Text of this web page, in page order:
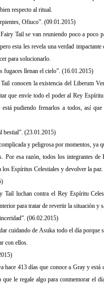
respecto al ritual.
Ofiuco”. (09.01.2015)
Tail se van reuniendo poco a poco
esta les revela una verdad
para solucionarlo.
fugaces llenan el cielo”. (16.01.2015)
conocen la existencia del Liberum
que envíe todo el poder al Rey
pudiendo frenarlos a todos, así
bestial”. (23.01.2015)
y peligrosa por momentos, ya
Por esa razón, todos los integrantes
los Espíritus Celestiales y devolver la paz.
Tail luchan contra el Rey Espíritu
para tratar de revertir la situación y
(06.02.2015)
cuidando de Asuka todo el día porque
con ellos.
hace 413 días que conoce a Gray y está
le regale algo para conmemorar el